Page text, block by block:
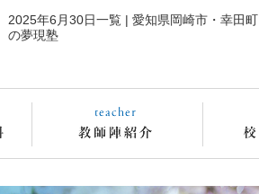
2025年6月30日一覧 | 愛知県岡崎市・幸田町
の夢現塾